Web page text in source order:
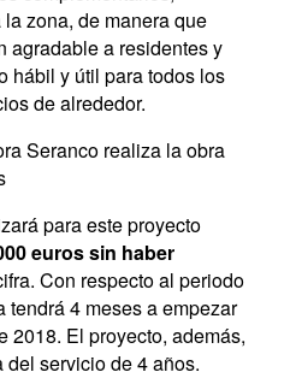
zona, de manera que
agradable a residentes y
hábil y útil para todos los
de alrededor.
para este proyecto
euros sin haber
Con respecto al periodo
4 meses a empezar
2018. El proyecto, además,
servicio de 4 años.